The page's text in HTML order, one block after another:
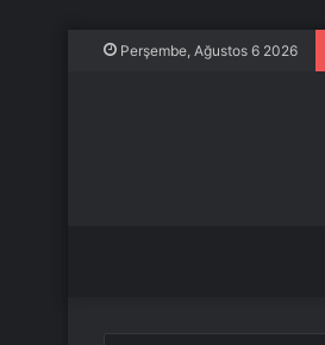
Perşembe, Ağustos 6 2026